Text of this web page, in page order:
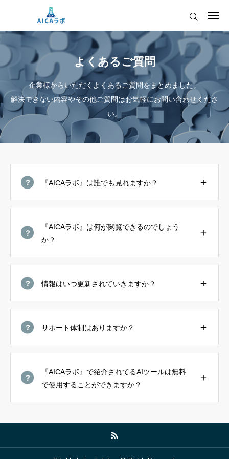
よくあるご質問
企業様からいただくよくあるご質問をまとめました。
解決できない内容やその他ご質問はお気軽にお問い合わせくださ
い。
『AICAラボ』は誰でも見れますか？
『AICAラボ』は何が閲覧できるのでしょう
か？
情報はいつ更新されていきますか？
サポート体制はありますか？
『AICAラボ』で紹介されてるAIツールは無料
で使用することができますか？
ログイン 会員登録
AICAをご契約の皆様へ
AIツールアップデート情報
AICAをご契約の皆様へ 運営会社